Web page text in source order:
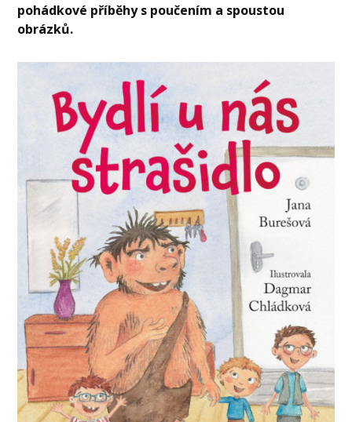
pohádkové příběhy s poučením a spoustou
obrázků.